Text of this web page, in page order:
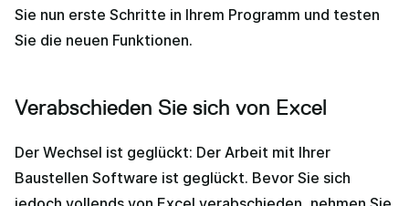
Sie nun erste Schritte in Ihrem Programm und testen
Sie die neuen Funktionen.
Verabschieden Sie sich von Excel
Der Wechsel ist geglückt: Der Arbeit mit Ihrer
Baustellen Software ist geglückt. Bevor Sie sich